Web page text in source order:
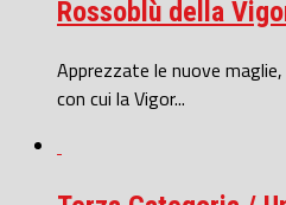
Rossoblù della
Apprezzate le nuove
con cui la Vigor...